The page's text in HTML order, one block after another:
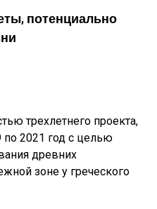
потенциально
трехлетнего проекта,
по 2021 год с целью
древних
зоне у греческого